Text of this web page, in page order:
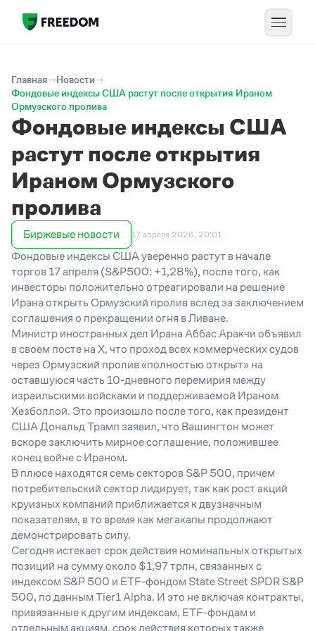
Главная
Новости
Фондовые индексы США растут после открытия Ираном
Ормузского пролива
Фондовые индексы США
растут после открытия
Ираном Ормузского
пролива
Биржевые новости 17 апреля 2026, 20:01
Фондовые индексы США уверенно растут в начале
торгов 17 апреля (S&P500: +1,28%), после того, как
инвесторы положительно отреагировали на решение
Ирана открыть Ормузский пролив вслед за заключением
соглашения о прекращении огня в Ливане.
Министр иностранных дел Ирана Аббас Аракчи объявил
в своем посте на X, что проход всех коммерческих судов
через Ормузский пролив «полностью открыт» на
оставшуюся часть 10-дневного перемирия между
израильскими войсками и поддерживаемой Ираном
Хезболлой. Это произошло после того, как президент
США Дональд Трамп заявил, что Вашингтон может
вскоре заключить мирное соглашение, положившее
конец войне с Ираном.
В плюсе находятся семь секторов S&P 500, причем
потребительский сектор лидирует, так как рост акций
круизных компаний приближается к двузначным
показателям, в то время как мегакапы продолжают
демонстрировать силу.
Сегодня истекает срок действия номинальных открытых
позиций на сумму около $1,97 трлн, связанных с
индексом S&P 500 и ETF-фондом State Street SPDR S&P
500, по данным Tier1 Alpha. И это не включая контракты,
привязанные к другим индексам, ETF-фондам и
отдельным акциям, срок действия которых также